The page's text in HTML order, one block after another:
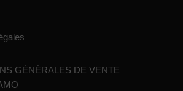
GÉNÉRALES DE VENTE